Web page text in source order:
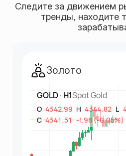
Следите за движением
тренды, находите
Золото